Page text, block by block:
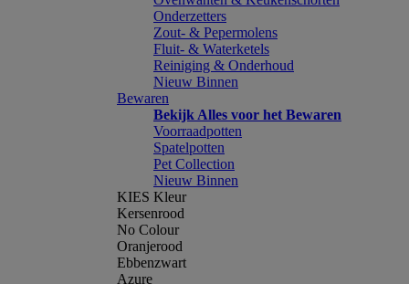
Onderzetters
Zout- & Pepermolens
Fluit- & Waterketels
Reiniging & Onderhoud
Nieuw Binnen
Bewaren
Bekijk Alles voor het Bewaren
Voorraadpotten
Spatelpotten
Pet Collection
Nieuw Binnen
KIES Kleur
Kersenrood
No Colour
Oranjerood
Ebbenzwart
Azure